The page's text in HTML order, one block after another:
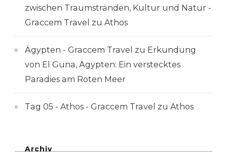
zwischen Traumstränden, Kultur und Natur -
Graccem Travel zu Athos
Ägypten - Graccem Travel zu Erkundung
von El Guna, Ägypten: Ein verstecktes
Paradies am Roten Meer
Tag 05 - Athos - Graccem Travel zu Athos
Archiv